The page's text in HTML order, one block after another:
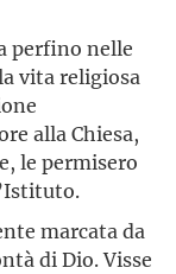
perfino nelle
vita religiosa
alla Chiesa,
le permisero
marcata da
di Dio. Visse